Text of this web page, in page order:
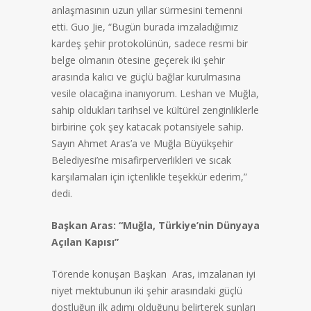
anlaşmasının uzun yıllar sürmesini temenni
etti. Guo Jie, “Bugün burada imzaladığımız
kardeş şehir protokolünün, sadece resmi bir
belge olmanın ötesine geçerek iki şehir
arasında kalıcı ve güçlü bağlar kurulmasına
vesile olacağına inanıyorum. Leshan ve Muğla,
sahip oldukları tarihsel ve kültürel zenginliklerle
birbirine çok şey katacak potansiyele sahip.
Sayın Ahmet Aras’a ve Muğla Büyükşehir
Belediyesi’ne misafirperverlikleri ve sıcak
karşılamaları için içtenlikle teşekkür ederim,”
dedi.
Başkan Aras: “Muğla, Türkiye’nin Dünyaya
Açılan Kapısı”
Törende konuşan Başkan Aras, imzalanan iyi
niyet mektubunun iki şehir arasındaki güçlü
dostluğun ilk adımı olduğunu belirterek şunları